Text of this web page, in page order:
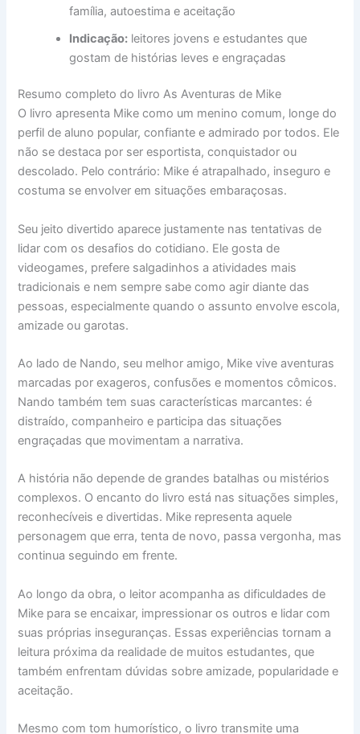
família, autoestima e aceitação
Indicação: leitores jovens e estudantes que
gostam de histórias leves e engraçadas
Resumo completo do livro As Aventuras de Mike
O livro apresenta Mike como um menino comum, longe do
perfil de aluno popular, confiante e admirado por todos. Ele
não se destaca por ser esportista, conquistador ou
descolado. Pelo contrário: Mike é atrapalhado, inseguro e
costuma se envolver em situações embaraçosas.
Seu jeito divertido aparece justamente nas tentativas de
lidar com os desafios do cotidiano. Ele gosta de
videogames, prefere salgadinhos a atividades mais
tradicionais e nem sempre sabe como agir diante das
pessoas, especialmente quando o assunto envolve escola,
amizade ou garotas.
Ao lado de Nando, seu melhor amigo, Mike vive aventuras
marcadas por exageros, confusões e momentos cômicos.
Nando também tem suas características marcantes: é
distraído, companheiro e participa das situações
engraçadas que movimentam a narrativa.
A história não depende de grandes batalhas ou mistérios
complexos. O encanto do livro está nas situações simples,
reconhecíveis e divertidas. Mike representa aquele
personagem que erra, tenta de novo, passa vergonha, mas
continua seguindo em frente.
Ao longo da obra, o leitor acompanha as dificuldades de
Mike para se encaixar, impressionar os outros e lidar com
suas próprias inseguranças. Essas experiências tornam a
leitura próxima da realidade de muitos estudantes, que
também enfrentam dúvidas sobre amizade, popularidade e
aceitação.
Mesmo com tom humorístico, o livro transmite uma